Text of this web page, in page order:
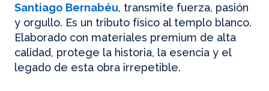
Santiago Bernabéu, transmite fuerza, pasión
y orgullo. Es un tributo físico al templo blanco.
Elaborado con materiales premium de alta
calidad, protege la historia, la esencia y el
legado de esta obra irrepetible.